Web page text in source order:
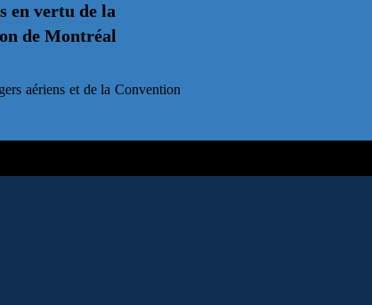
en vertu de la
de Montréal
aériens et de la Convention